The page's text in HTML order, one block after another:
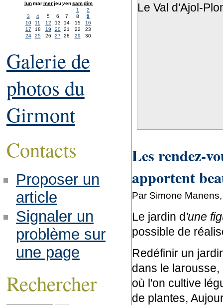
Le Val d'Ajol-
Les rendez-
apportent
Par Simone
Le jardin d'une
possible de
Redéfinir un
dans le
où l'on cultive
de plantes,
lunmarmerjeuvensamdim
1
2
3
4 5 6 7 8
9
10
11 12 13 14 15
16
17
18 19 20 21 22
23
24
25 26 27 28 29 30
Galerie de
photos du
Girmont
Contacts
Proposer un
article
Signaler un
problème sur
une page
Rechercher